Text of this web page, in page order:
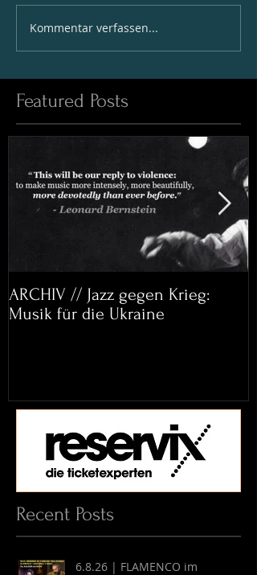
Kommentar verfassen...
Featured Posts
ARCHIV // Jazz gegen Krieg:
Musik für die Ukraine
Recent Posts
6.8.26 | FLAMENCO im